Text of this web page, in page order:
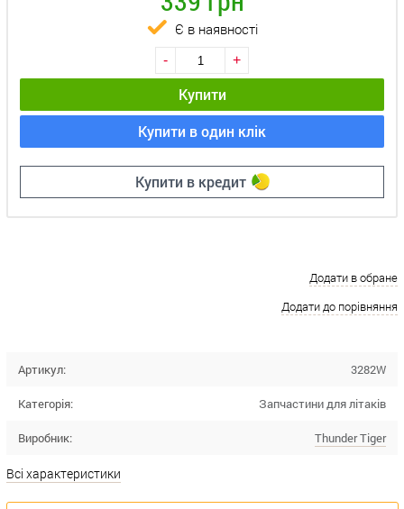
Є в наявності
- +
Купити
Купити в один клік
Купити в кредит
Додати в обране
Додати до порівняння
Артикул: 3282W
Категорія: Запчастини для літаків
Виробник: Thunder Tiger
Всі характеристики